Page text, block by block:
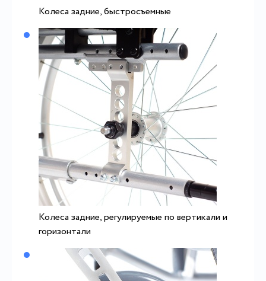
Колеса задние, быстросъемные
Колеса задние, регулируемые по вертикали и
горизонтали